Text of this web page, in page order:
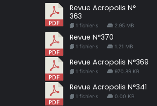
Revue Acropolis N°
363
1 fichier·s 2.95 MB
Revue N°370
1 fichier·s 1.21 MB
Revue Acropolis N°369
1 fichier·s 970.89 KB
Revue Acropolis N°341
1 fichier·s 0.00 KB